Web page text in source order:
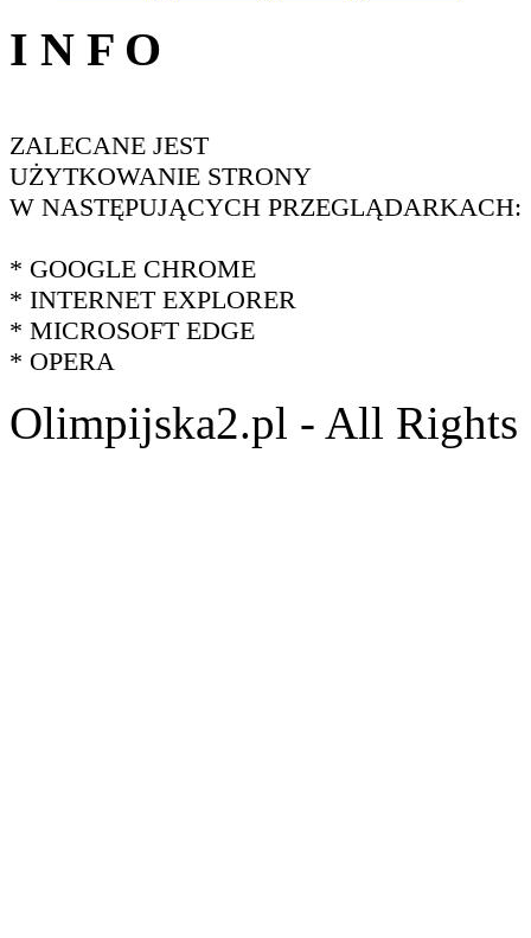
I N F O
ZALECANE JEST
UŻYTKOWANIE STRONY
W NASTĘPUJĄCYCH PRZEGLĄDARKACH:
* GOOGLE CHROME
* INTERNET EXPLORER
* MICROSOFT EDGE
* OPERA
Olimpijska2.pl - All Rights